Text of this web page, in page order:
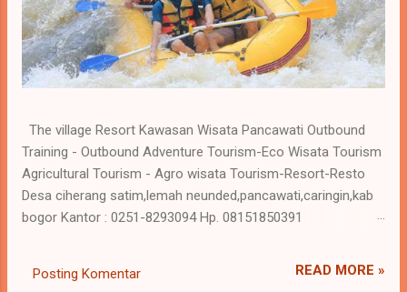
The village Resort Kawasan Wisata Pancawati Outbound
Training - Outbound Adventure Tourism-Eco Wisata Tourism
Agricultural Tourism - Agro wisata Tourism-Resort-Resto
Desa ciherang satim,lemah neunded,pancawati,caringin,kab
bogor Kantor : 0251-8293094 Hp. 08151850391
Resort sarana OUTBOUND PANCAWATI Banyak kesenangan
yang bisa dinikmati dari Pesiar Kampoeng Wisata pancawati
Posting Komentar READ MORE »